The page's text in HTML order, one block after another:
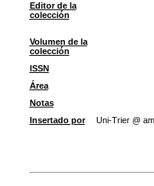
Editor de la
colección
Volumen de la
colección
ISSN
Área
Notas
Insertado por
Uni-Trier @